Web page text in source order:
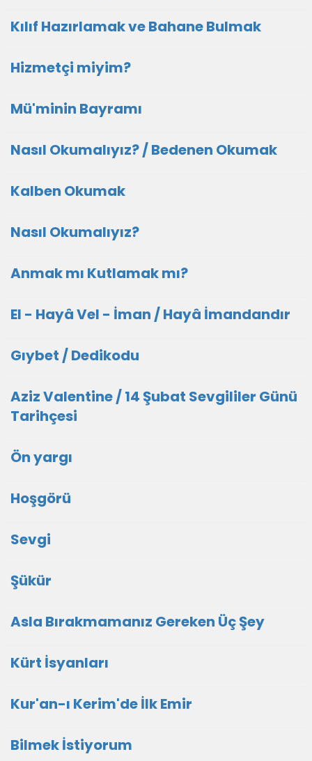
Kılıf Hazırlamak ve Bahane Bulmak
Hizmetçi miyim?
Mü'minin Bayramı
Nasıl Okumalıyız? / Bedenen Okumak
Kalben Okumak
Nasıl Okumalıyız?
Anmak mı Kutlamak mı?
El - Hayâ Vel - İman / Hayâ İmandandır
Gıybet / Dedikodu
Aziz Valentine / 14 Şubat Sevgililer Günü
Tarihçesi
Ön yargı
Hoşgörü
Sevgi
Şükür
Asla Bırakmamanız Gereken Üç Şey
Kürt İsyanları
Kur'an-ı Kerim'de İlk Emir
Bilmek İstiyorum